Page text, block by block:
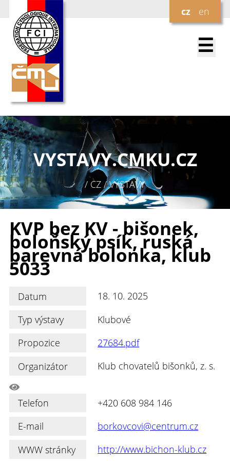
cz en
☰
VYSTAVY.CMKU.CZ
/ CZ / VÝSTAVY
KVP bez KV - bišonek,
boloňský psík, ruská
barevná bolonka, klub
5033
Datum
18. 10. 2025
Typ výstavy
Klubové
Propozice
27684.pdf
Organizátor
Klub chovatelů bišonků, z. s.
Telefon
+420 608 984 146
E-mail
borkovcovi@centrum.cz
WWW stránky
http://www.bichon-klub.cz